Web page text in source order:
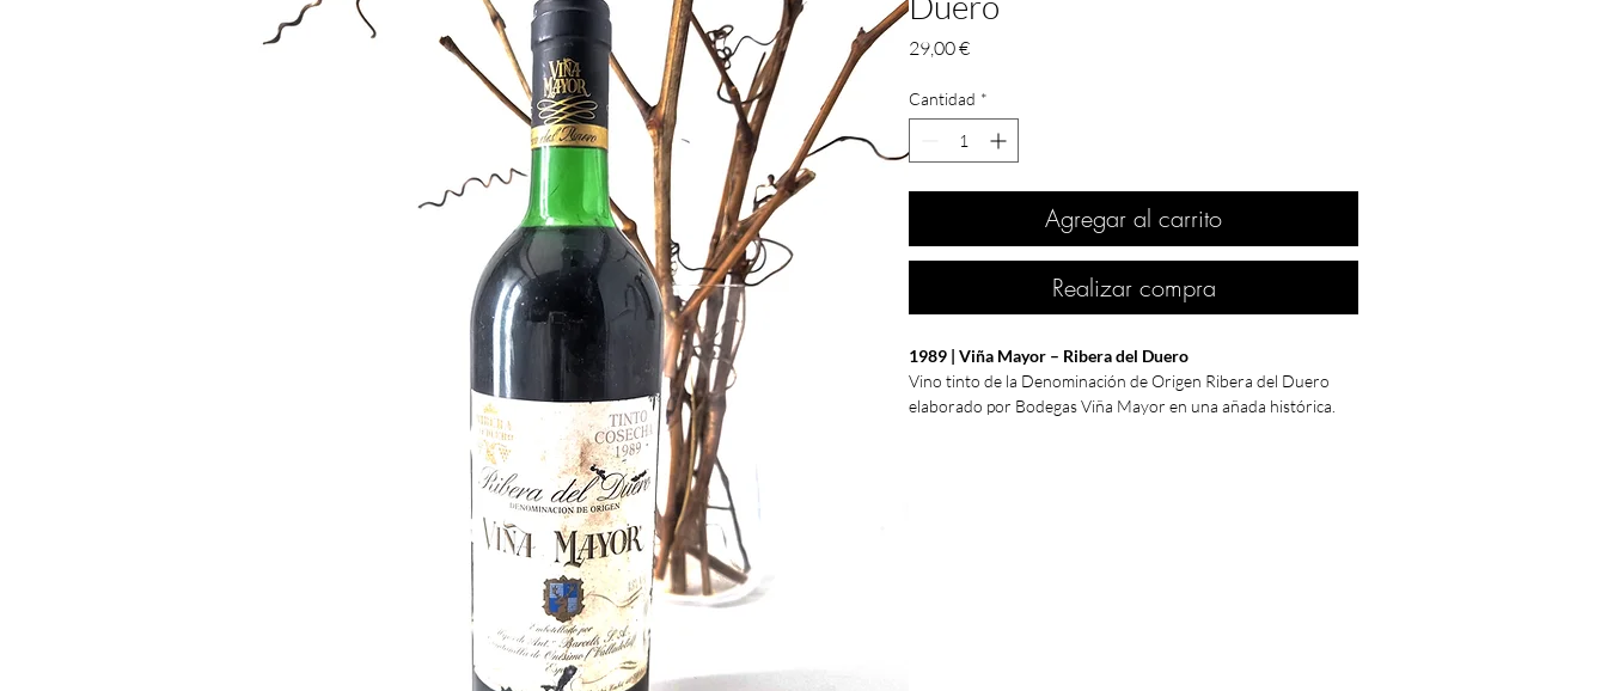
29,00 €Precio
Cantidad *
Agregar al carrito
Realizar compra
1989 | Viña Mayor – Ribera del Duero
Vino tinto de la Denominación de Origen Ribera del Duero
elaborado por Bodegas Viña Mayor en una añada histórica.